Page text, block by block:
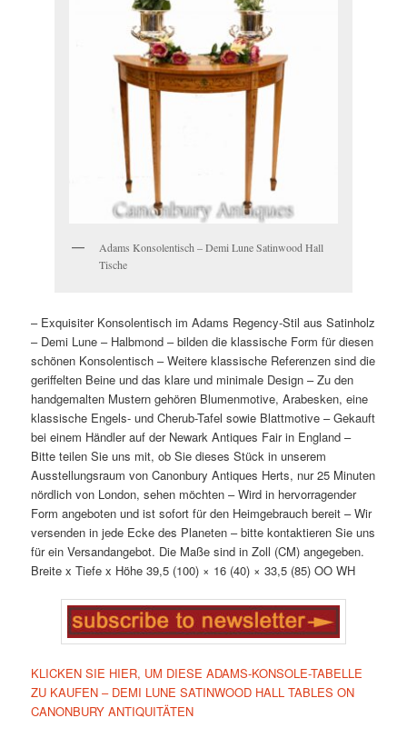
Adams Konsolentisch – Demi Lune Satinwood Hall
Tische
– Exquisiter Konsolentisch im Adams Regency-Stil aus Satinholz
– Demi Lune – Halbmond – bilden die klassische Form für diesen
schönen Konsolentisch – Weitere klassische Referenzen sind die
geriffelten Beine und das klare und minimale Design – Zu den
handgemalten Mustern gehören Blumenmotive, Arabesken, eine
klassische Engels- und Cherub-Tafel sowie Blattmotive – Gekauft
bei einem Händler auf der Newark Antiques Fair in England –
Bitte teilen Sie uns mit, ob Sie dieses Stück in unserem
Ausstellungsraum von Canonbury Antiques Herts, nur 25 Minuten
nördlich von London, sehen möchten – Wird in hervorragender
Form angeboten und ist sofort für den Heimgebrauch bereit – Wir
versenden in jede Ecke des Planeten – bitte kontaktieren Sie uns
für ein Versandangebot. Die Maße sind in Zoll (CM) angegeben.
Breite x Tiefe x Höhe 39,5 (100) × 16 (40) × 33,5 (85) OO WH
KLICKEN SIE HIER, UM DIESE ADAMS-KONSOLE-TABELLE
ZU KAUFEN – DEMI LUNE SATINWOOD HALL TABLES ON
CANONBURY ANTIQUITÄTEN